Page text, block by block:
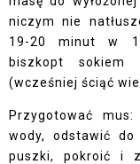
niczym nie
19-20 minut w
biszkopt sokiem
(wcześniej ściąć
Przygotować
wody, odstawić
puszki, pokroić i